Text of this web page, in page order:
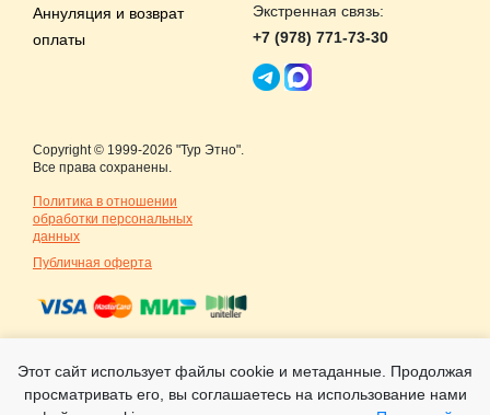
Copyright © 1999-2026 "Тур Этно".
Все права сохранены.
Политика в отношении
обработки персональных
данных
Публичная оферта
реестре туроператоров
РТО 018409
Экстренная связь:
+7 (978) 771-73-30
Аннуляция и возврат
оплаты
Этот сайт использует файлы cookie и метаданные. Продолжая
просматривать его, вы соглашаетесь на использование нами